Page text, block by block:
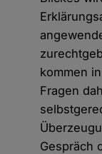
kommen
Fragen
Gespräch